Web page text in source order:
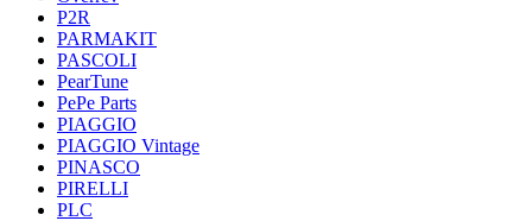
P2R
PARMAKIT
PASCOLI
PearTune
PePe Parts
PIAGGIO
PIAGGIO Vintage
PINASCO
PIRELLI
PLC